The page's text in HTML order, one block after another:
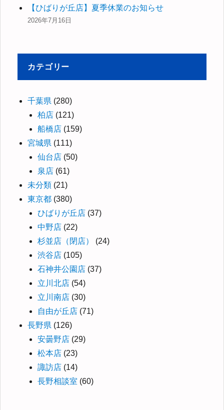
【ひばりが丘店】夏季休業のお知らせ
2026年7月16日
カテゴリー
千葉県 (280)
柏店 (121)
船橋店 (159)
宮城県 (111)
仙台店 (50)
泉店 (61)
未分類 (21)
東京都 (380)
ひばりが丘店 (37)
中野店 (22)
杉並店（閉店）
(24)
渋谷店 (105)
石神井公園店 (37)
立川北店 (54)
立川南店 (30)
自由が丘店 (71)
長野県 (126)
安曇野店 (29)
松本店 (23)
諏訪店 (14)
長野相談室 (60)